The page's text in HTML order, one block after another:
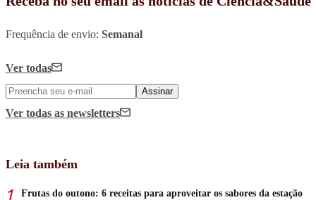
Frequência de envio: Semanal
Ver todas
Assinar
Ver todas as newsletters
Leia também
Frutas do outono: 6 receitas para aproveitar os sabores da estação